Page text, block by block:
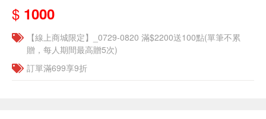
$ 1000
【線上商城限定】_0729-0820 滿$2200送100點(單筆不累
贈，每人期間最高贈5次)
訂單滿699享9折